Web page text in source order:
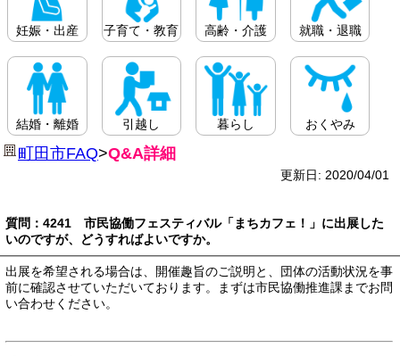
妊娠・出産 子育て・教育 高齢・介護 就職・退職
結婚・離婚 引越し 暮らし おくやみ
町田市FAQ>Q&A詳細
更新日: 2020/04/01
質問：4241 市民協働フェスティバル「まちカフェ！」に出展した
いのですが、どうすればよいですか。
出展を希望される場合は、開催趣旨のご説明と、団体の活動状況を事
前に確認させていただいております。まずは市民協働推進課までお問
い合わせください。